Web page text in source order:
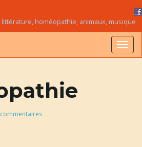
littérature, homéopathie, animaux, musique